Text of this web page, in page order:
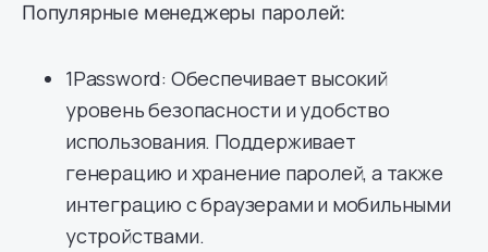
Популярные менеджеры паролей:
1Password: Обеспечивает высокий
уровень безопасности и удобство
использования. Поддерживает
генерацию и хранение паролей, а также
интеграцию с браузерами и мобильными
устройствами.